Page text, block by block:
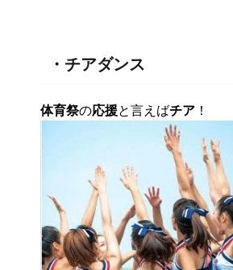
・チアダンス
体育祭の応援と言えばチア ！